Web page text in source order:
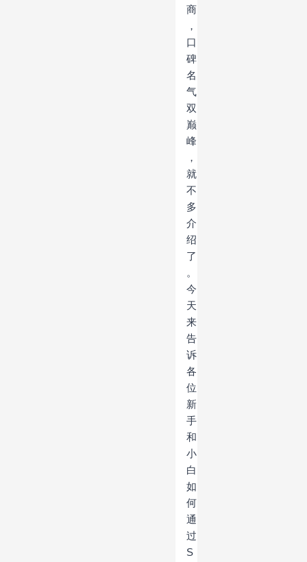
商
，
口
碑
名
气
双
巅
峰
，
就
不
多
介
绍
了
。
今
天
来
告
诉
各
位
新
手
和
小
白
如
何
通
过
S